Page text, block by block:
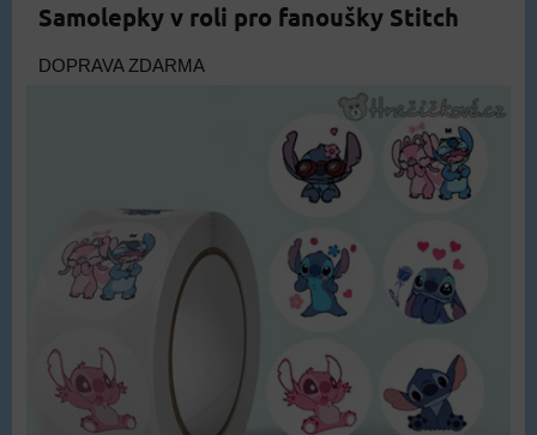
Samolepky v roli pro fanoušky Stitch
DOPRAVA ZDARMA